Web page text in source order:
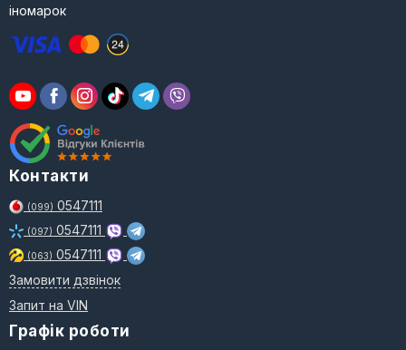
іномарок
Контакти
(099) 0547111
(097) 0547111
(063) 0547111
Замовити дзвінок
Запит на VIN
Графік роботи